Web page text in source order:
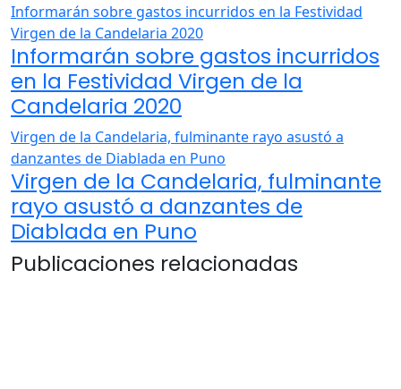
Informarán sobre gastos incurridos en la Festividad
Virgen de la Candelaria 2020
Informarán sobre gastos incurridos
en la Festividad Virgen de la
Candelaria 2020
Virgen de la Candelaria, fulminante rayo asustó a
danzantes de Diablada en Puno
Virgen de la Candelaria, fulminante
rayo asustó a danzantes de
Diablada en Puno
Publicaciones relacionadas